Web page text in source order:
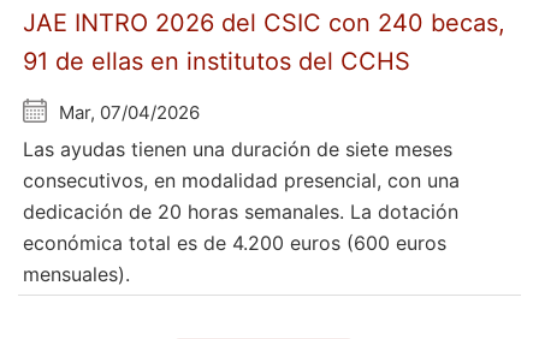
JAE INTRO 2026 del CSIC con 240 becas,
91 de ellas en institutos del CCHS
Mar, 07/04/2026
Las ayudas tienen una duración de siete meses
consecutivos, en modalidad presencial, con una
dedicación de 20 horas semanales. La dotación
económica total es de 4.200 euros (600 euros
mensuales).